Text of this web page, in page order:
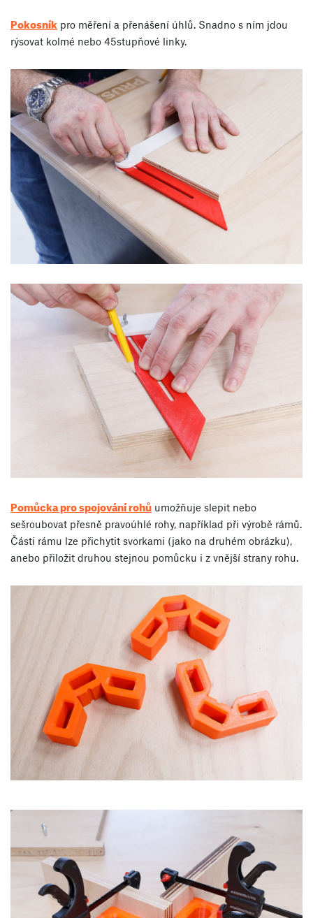
Pokosník pro měření a přenášení úhlů. Snadno s ním jdou
rýsovat kolmé nebo 45stupňové linky.
Pomůcka pro spojování rohů umožňuje slepit nebo
sešroubovat přesně pravoúhlé rohy, například při výrobě rámů.
Části rámu lze přichytit svorkami (jako na druhém obrázku),
anebo přiložit druhou stejnou pomůcku i z vnější strany rohu.